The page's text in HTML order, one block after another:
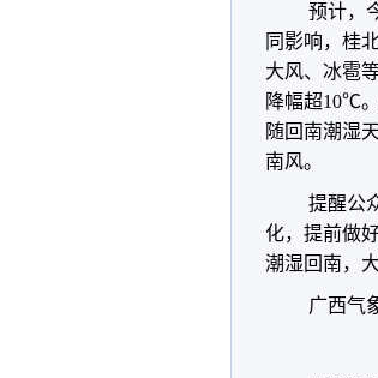
预计，
同影响，桂
大风、冰雹
降幅超10℃
随回南潮湿
南风。
提醒公
化，提前做
潮湿回南，
广西气